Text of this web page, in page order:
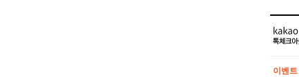
이벤트